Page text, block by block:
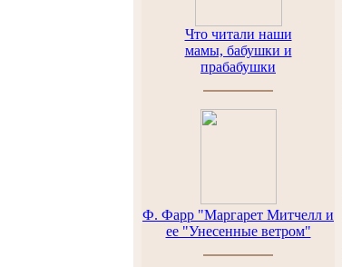
Что читали наши
мамы, бабушки и
прабабушки
Ф. Фарр "Маргарет Митчелл и
ее "Унесенные ветром"